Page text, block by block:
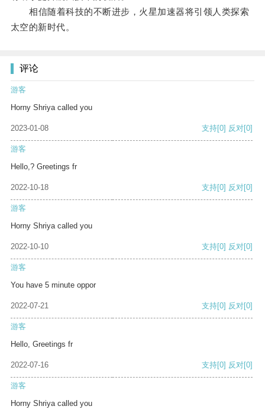
相信随着科技的不断进步，火星加速器将引领人类探索
太空的新时代。
评论
游客
Horny Shriya called you
2023-01-08 支持[0] 反对[0]
游客
Hello,? Greetings fr
2022-10-18 支持[0] 反对[0]
游客
Horny Shriya called you
2022-10-10 支持[0] 反对[0]
游客
You have 5 minute oppor
2022-07-21 支持[0] 反对[0]
游客
Hello, Greetings fr
2022-07-16 支持[0] 反对[0]
游客
Horny Shriya called you